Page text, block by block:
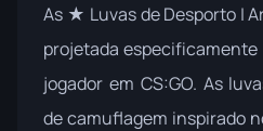
As ★ Luvas de Desporto |
projetada
jogador em CS:GO. As
de camuflagem inspirado